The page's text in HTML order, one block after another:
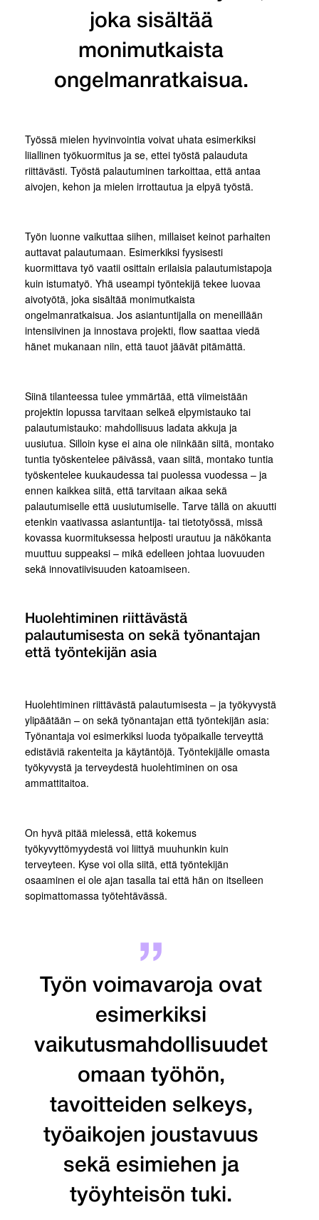
joka sisältää
monimutkaista
ongelmanratkaisua.
Työssä mielen hyvinvointia voivat uhata esimerkiksi
liiallinen työkuormitus ja se, ettei työstä palauduta
riittävästi. Työstä palautuminen tarkoittaa, että antaa
aivojen, kehon ja mielen irrottautua ja elpyä työstä.
Työn luonne vaikuttaa siihen, millaiset keinot parhaiten
auttavat palautumaan. Esimerkiksi fyysisesti
kuormittava työ vaatii osittain erilaisia palautumistapoja
kuin istumatyö. Yhä useampi työntekijä tekee luovaa
aivotyötä, joka sisältää monimutkaista
ongelmanratkaisua. Jos asiantuntijalla on meneillään
intensiivinen ja innostava projekti, flow saattaa viedä
hänet mukanaan niin, että tauot jäävät pitämättä.
Siinä tilanteessa tulee ymmärtää, että viimeistään
projektin lopussa tarvitaan selkeä elpymistauko tai
palautumistauko: mahdollisuus ladata akkuja ja
uusiutua. Silloin kyse ei aina ole niinkään siitä, montako
tuntia työskentelee päivässä, vaan siitä, montako tuntia
työskentelee kuukaudessa tai puolessa vuodessa – ja
ennen kaikkea siitä, että tarvitaan aikaa sekä
palautumiselle että uusiutumiselle. Tarve tällä on akuutti
etenkin vaativassa asiantuntija- tai tietotyössä, missä
kovassa kuormituksessa helposti urautuu ja näkökanta
muuttuu suppeaksi – mikä edelleen johtaa luovuuden
sekä innovatiivisuuden katoamiseen.
Huolehtiminen riittävästä
palautumisesta on sekä työnantajan
että työntekijän asia
Huolehtiminen riittävästä palautumisesta – ja työkyvystä
ylipäätään – on sekä työnantajan että työntekijän asia:
Työnantaja voi esimerkiksi luoda työpaikalle terveyttä
edistäviä rakenteita ja käytäntöjä. Työntekijälle omasta
työkyvystä ja terveydestä huolehtiminen on osa
ammattitaitoa.
On hyvä pitää mielessä, että kokemus
työkyvyttömyydestä voi liittyä muuhunkin kuin
terveyteen. Kyse voi olla siitä, että työntekijän
osaaminen ei ole ajan tasalla tai että hän on itselleen
sopimattomassa työtehtävässä.
Työn voimavaroja ovat
esimerkiksi
vaikutusmahdollisuudet
omaan työhön,
tavoitteiden selkeys,
työaikojen joustavuus
sekä esimiehen ja
työyhteisön tuki.